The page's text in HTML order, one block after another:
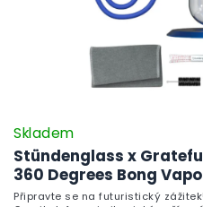
Stündenglass x
360 Degrees Bong
Skladem
Připravte se na futuristický